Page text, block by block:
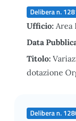
Delibera n.
Ufficio: Area
Data
Titolo:
dotazione
Delibera n.